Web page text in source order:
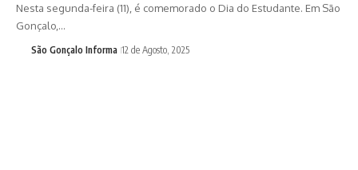
Nesta segunda-feira (11), é comemorado o Dia do Estudante. Em São
Gonçalo,…
São Gonçalo Informa 12 de Agosto, 2025